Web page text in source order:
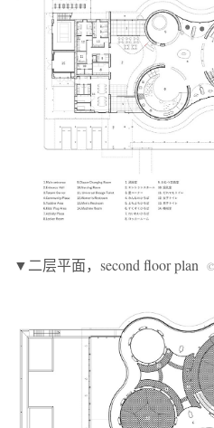
▼二层平面，second floor plan